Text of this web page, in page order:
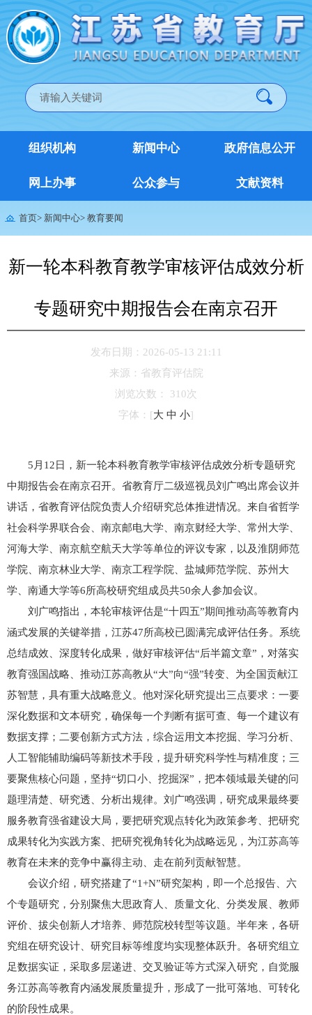
组织机构 新闻中心 政府信息公开
网上办事 公众参与 文献资料
首页> 新闻中心> 教育要闻
新一轮本科教育教学审核评估成效分析
专题研究中期报告会在南京召开
发布日期：2026-05-13 21:11
来源： 省教育评估院
浏览次数：
310次
字体： [大 中 小]
5月12日，新一轮本科教育教学审核评估成效分析专题研究
中期报告会在南京召开。省教育厅二级巡视员刘广鸣出席会议并
讲话，省教育评估院负责人介绍研究总体推进情况。来自省哲学
社会科学界联合会、南京邮电大学、南京财经大学、常州大学、
河海大学、南京航空航天大学等单位的评议专家，以及淮阴师范
学院、南京林业大学、南京工程学院、盐城师范学院、苏州大
学、南通大学等6所高校研究组成员共50余人参加会议。
刘广鸣指出，本轮审核评估是“十四五”期间推动高等教育内
涵式发展的关键举措，江苏47所高校已圆满完成评估任务。系统
总结成效、深度转化成果，做好审核评估“后半篇文章”，对落实
教育强国战略、推动江苏高教从“大”向“强”转变、为全国贡献江
苏智慧，具有重大战略意义。他对深化研究提出三点要求：一要
深化数据和文本研究，确保每一个判断有据可查、每一个建议有
数据支撑；二要创新方式方法，综合运用文本挖掘、学习分析、
人工智能辅助编码等新技术手段，提升研究科学性与精准度；三
要聚焦核心问题，坚持“切口小、挖掘深”，把本领域最关键的问
题理清楚、研究透、分析出规律。刘广鸣强调，研究成果最终要
服务教育强省建设大局，要把研究观点转化为政策参考、把研究
成果转化为实践方案、把研究视角转化为战略远见，为江苏高等
教育在未来的竞争中赢得主动、走在前列贡献智慧。
会议介绍，研究搭建了“1+N”研究架构，即一个总报告、六
个专题研究，分别聚焦大思政育人、质量文化、分类发展、教师
评价、拔尖创新人才培养、师范院校转型等议题。半年来，各研
究组在研究设计、研究目标等维度均实现整体跃升。各研究组立
足数据实证，采取多层递进、交叉验证等方式深入研究，自觉服
务江苏高等教育内涵发展质量提升，形成了一批可落地、可转化
的阶段性成果。